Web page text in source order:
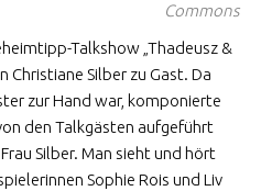
Commons
Talkshow „Thadeusz &
Christiane Silber zu Gast. Da
zur Hand war, komponierte
den Talkgästen aufgeführt
Silber. Man sieht und hört
Sophie Rois und Liv